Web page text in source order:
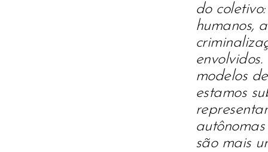
do
humanos,
modelos
estamos
são mais